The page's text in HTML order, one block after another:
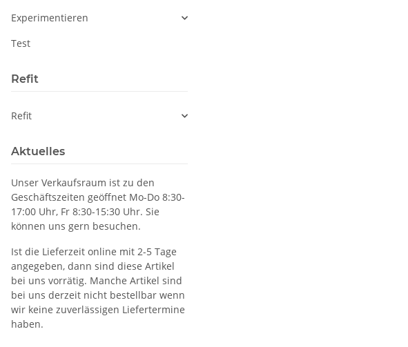
Experimentieren
Test
Refit
Refit
Aktuelles
Unser Verkaufsraum ist zu den
Geschäftszeiten geöffnet Mo-Do 8:30-
17:00 Uhr, Fr 8:30-15:30 Uhr. Sie
können uns gern besuchen.
Ist die Lieferzeit online mit 2-5 Tage
angegeben, dann sind diese Artikel
bei uns vorrätig. Manche Artikel sind
bei uns derzeit nicht bestellbar wenn
wir keine zuverlässigen Liefertermine
haben.